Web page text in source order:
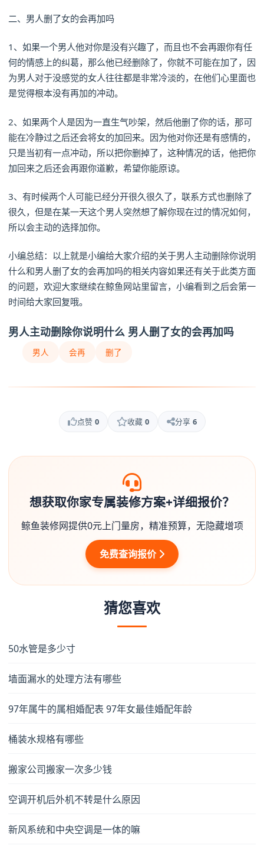
二、男人删了女的会再加吗
1、如果一个男人他对你是没有兴趣了，而且也不会再跟你有任
何的情感上的纠葛，那么他已经删除了，你就不可能在加了，因
为男人对于没感觉的女人往往都是非常冷淡的，在他们心里面也
是觉得根本没有再加的冲动。
2、如果两个人是因为一直生气吵架，然后他删了你的话，那可
能在冷静过之后还会将女的加回来。因为他对你还是有感情的，
只是当初有一点冲动，所以把你删掉了，这种情况的话，他把你
加回来之后还会再跟你道歉，希望你能原谅。
3、有时候两个人可能已经分开很久很久了，联系方式也删除了
很久，但是在某一天这个男人突然想了解你现在过的情况如何，
所以会主动的选择加你。
小编总结：以上就是小编给大家介绍的关于男人主动删除你说明
什么和男人删了女的会再加吗的相关内容如果还有关于此类方面
的问题，欢迎大家继续在鲸鱼网站里留言，小编看到之后会第一
时间给大家回复哦。
男人主动删除你说明什么 男人删了女的会再加吗
男人 会再 删了
点赞 0 收藏 0 分享 6
想获取你家专属装修方案+详细报价？
鲸鱼装修网提供0元上门量房，精准预算，无隐藏增项
免费查询报价
猜您喜欢
50水管是多少寸
墙面漏水的处理方法有哪些
97年属牛的属相婚配表 97年女最佳婚配年龄
桶装水规格有哪些
搬家公司搬家一次多少钱
空调开机后外机不转是什么原因
新风系统和中央空调是一体的嘛